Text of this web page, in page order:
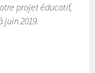
projet éducatif,
juin 2019.